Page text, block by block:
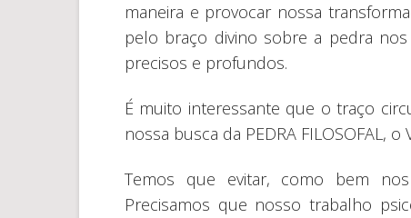
maneira e provocar nossa
pelo braço divino sobre a pedra
precisos e profundos.
É muito interessante que o traço
nossa busca da PEDRA FILOSOFAL,
Temos que evitar, como bem
Precisamos que nosso trabalho